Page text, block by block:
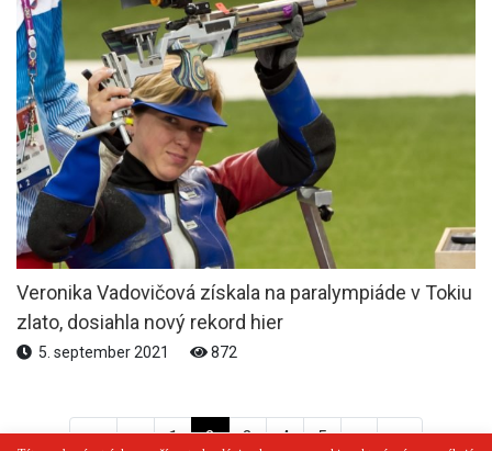
Veronika Vadovičová získala na paralympiáde v Tokiu
zlato, dosiahla nový rekord hier
5. september 2021 872
<< < 1 2 3 4 5 > >>